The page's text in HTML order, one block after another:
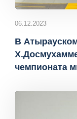
06.12.2023
В
чемпионата